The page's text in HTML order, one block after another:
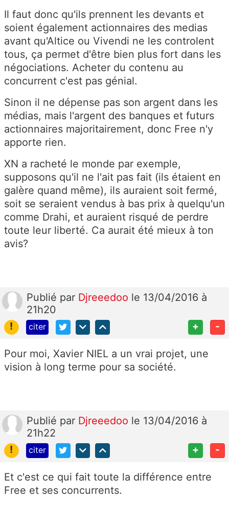
Il faut donc qu'ils prennent les devants et
soient également actionnaires des medias
avant qu'Altice ou Vivendi ne les controlent
tous, ça permet d'être bien plus fort dans les
négociations. Acheter du contenu au
concurrent c'est pas génial.
Sinon il ne dépense pas son argent dans les
médias, mais l'argent des banques et futurs
actionnaires majoritairement, donc Free n'y
apporte rien.
XN a racheté le monde par exemple,
supposons qu'il ne l'ait pas fait (ils étaient en
galère quand même), ils auraient soit fermé,
soit se seraient vendus à bas prix à quelqu'un
comme Drahi, et auraient risqué de perdre
toute leur liberté. Ca aurait été mieux à ton
avis?
Publié par Djreeedoo le 13/04/2016 à
21h20
!
citer + -
Pour moi, Xavier NIEL a un vrai projet, une
vision à long terme pour sa société.
Publié par Djreeedoo le 13/04/2016 à
21h22
!
citer + -
Et c'est ce qui fait toute la différence entre
Free et ses concurrents.